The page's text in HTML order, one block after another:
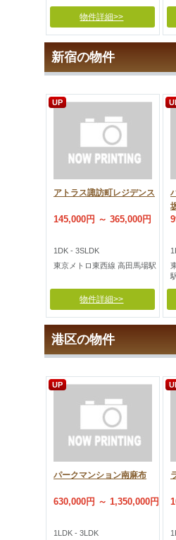
物件詳細>>
新宿の物件
UP
アトラス諏訪町レジデンス
145,000円 ～ 365,000円
1DK - 3SLDK
東京メトロ東西線 高田馬場駅
物件詳細>>
港区の物件
UP
パークマンション南麻布
630,000円 ～ 1,350,000円
1LDK - 3LDK